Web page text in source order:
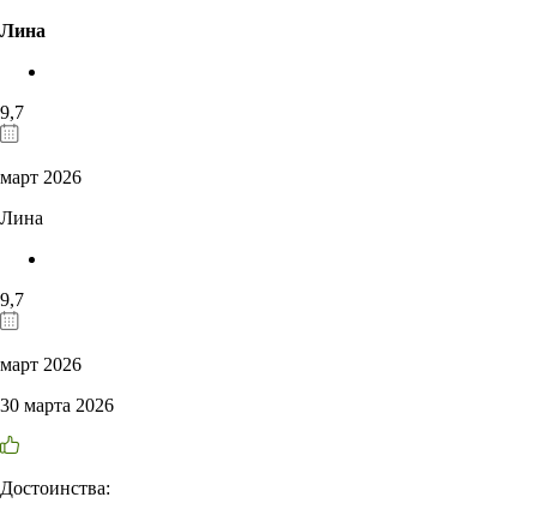
Лина
9,7
март 2026
Лина
9,7
март 2026
30 марта 2026
Достоинства: